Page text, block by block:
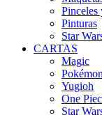
Pinceles
Pinturas
Star
CARTAS
Magic
Pokémon
Yugioh
One
Star